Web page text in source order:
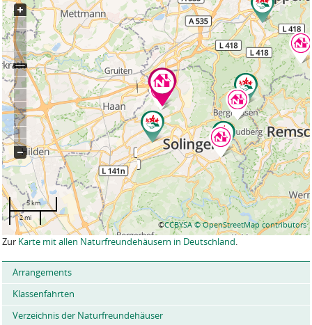
©CCBYSA © OpenStreetMap contributors
5 km
2 mi
Zur Karte mit allen Naturfreundehäusern in Deutschland.
Arrangements
Klassenfahrten
Verzeichnis der Naturfreundehäuser